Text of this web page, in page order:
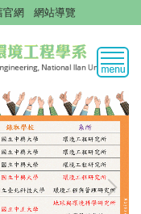
官網 網站導覽